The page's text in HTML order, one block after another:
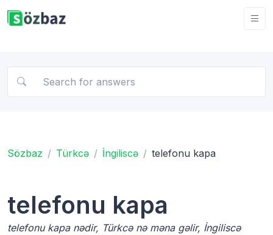
Sözbaz Türkcə İngiliscə telefonu kapa
telefonu kapa
telefonu kapa nədir, Türkcə nə məna gəlir, İngiliscə